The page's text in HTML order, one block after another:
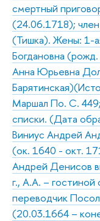
смертный
(24.06.1718);
(Тишка). Жены: 1-
Богдановна
Анна Юрьевна
Маршал По. С.
списки. (Дата
Виниус Андрей
(ок. 1640 - окт.
Андрей Денисов
г., А.А. – гостиной
переводчик
(20.03.1664 –